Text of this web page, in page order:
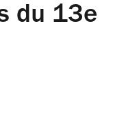
du 13e